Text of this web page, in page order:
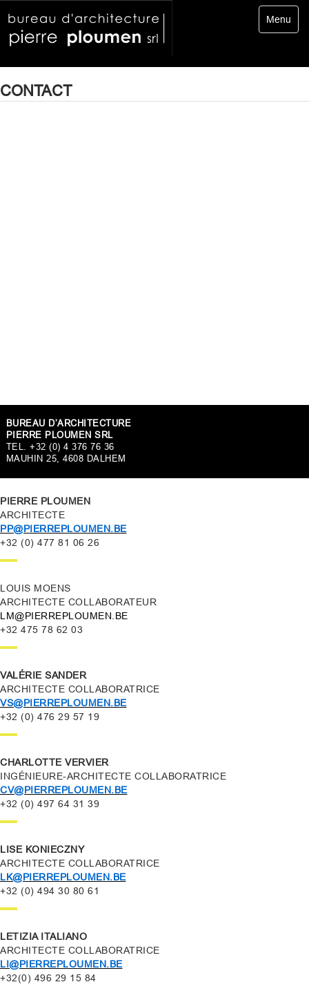
Toggle
Menu
CONTACT
BUREAU D’ARCHITECTURE
PIERRE PLOUMEN SRL
TEL. +32 (0) 4 376 76 36
MAUHIN 25, 4608 DALHEM
PIERRE PLOUMEN
ARCHITECTE
PP@PIERREPLOUMEN.BE
+32 (0) 477 81 06 26
LOUIS MOENS
ARCHITECTE COLLABORATEUR
LM@PIERREPLOUMEN.BE
+32 475 78 62 03
VALÉRIE SANDER
ARCHITECTE COLLABORATRICE
VS@PIERREPLOUMEN.BE
+32 (0) 476 29 57 19
CHARLOTTE VERVIER
INGÉNIEURE-ARCHITECTE COLLABORATRICE
CV@PIERREPLOUMEN.BE
+32 (0) 497 64 31 39
LISE KONIECZNY
ARCHITECTE COLLABORATRICE
LK@PIERREPLOUMEN.BE
+32 (0) 494 30 80 61
LETIZIA ITALIANO
ARCHITECTE COLLABORATRICE
LI@PIERREPLOUMEN.BE
+32(0) 496 29 15 84